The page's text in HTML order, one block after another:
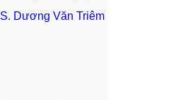
Dương Văn Triêm